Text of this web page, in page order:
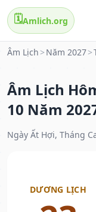
🗓️Amlich.org
Âm Lịch > Năm 2027>
Âm Lịch
10 Năm
Ngày Ất Hợi, Tháng
DƯƠNG LỊCH